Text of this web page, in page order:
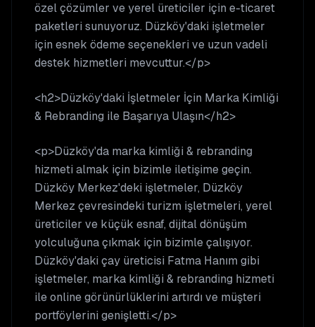
özel çözümler ve yerel üreticiler için e-ticaret
paketleri sunuyoruz. Düzköy'daki işletmeler
için esnek ödeme seçenekleri ve uzun vadeli
destek hizmetleri mevcuttur.</p>
<h2>Düzköy'daki İşletmeler İçin Marka Kimliği
& Rebranding ile Başarıya Ulaşın</h2>
<p>Düzköy'da marka kimliği & rebranding
hizmeti almak için bizimle iletişime geçin.
Düzköy Merkez'deki işletmeler, Düzköy
Merkez çevresindeki turizm işletmeleri, yerel
üreticiler ve küçük esnaf, dijital dönüşüm
yolculuğuna çıkmak için bizimle çalışıyor.
Düzköy'daki çay üreticisi Fatma Hanım gibi
işletmeler, marka kimliği & rebranding hizmeti
ile online görünürlüklerini artırdı ve müşteri
portföylerini genişletti.</p>